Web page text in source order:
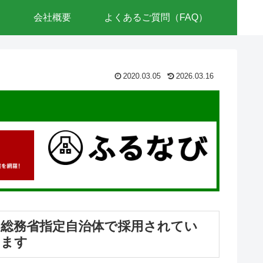
会社概要 よくあるご質問（FAQ）
2020.03.05 2026.03.16
総務省指定自治体で採用されてい
ます